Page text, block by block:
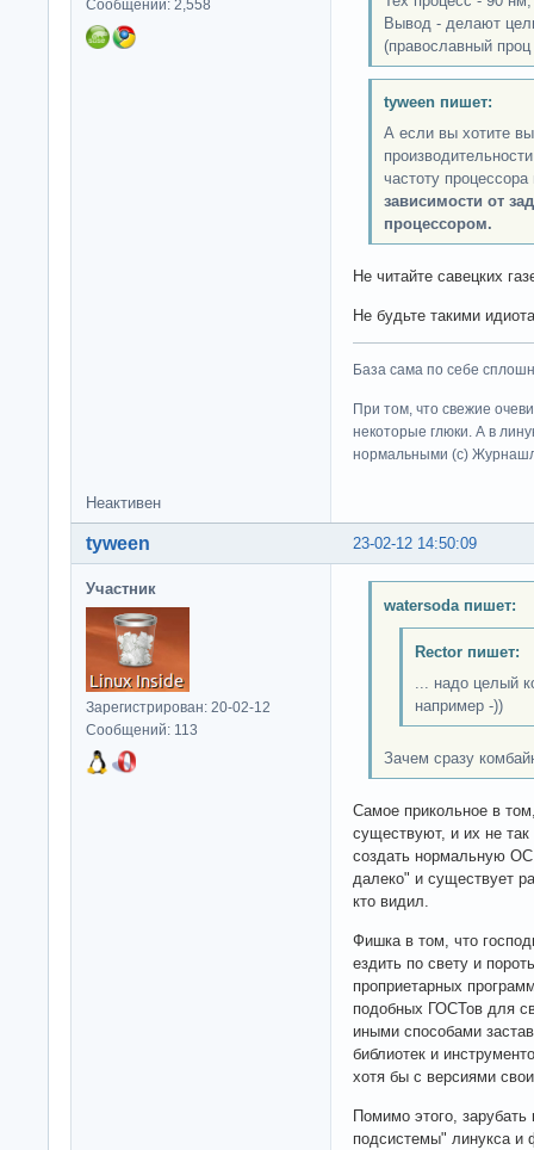
Сообщений: 2,558
Вывод - делают
(православный
tyween пишет:
А если вы хотите
частоту
зависимости от
процессором.
Не читайте савецких
Не будьте такими
База сама по себе
При том, что свежие
некоторые глюки. А в
нормальными (c)
Неактивен
23-02-12 14:50:09
tyween
Участник
Зарегистрирован: 20-02-12
Сообщений: 113
watersoda пишет:
Rector пишет:
... надо целый
например -))
Зачем сразу
Самое прикольное в
существуют, и их не
создать нормальную
далеко" и существует
кто видил.
Фишка в том, что
ездить по свету и
проприетарных
подобных ГОСТов для
иными способами
библиотек и
хотя бы с версиями
Помимо этого,
подсистемы" линукса и